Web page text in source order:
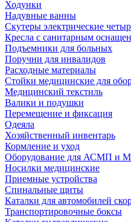
Ходунки
Надувные ванны
Скутеры электрические
Кресла с санитарным
Подъемники для больных
Поручни для инвалидов
Расходные материалы
Стойки медицинские для
Медицинский текстиль
Валики и подушки
Перемещение и фиксация
Одеяла
Хозяйственный инвентарь
Кормление и уход
Оборудование для АСМП и
Носилки медицинские
Приемные устройства
Спинальные щиты
Каталки для автомобилей
Транспортировочные боксы